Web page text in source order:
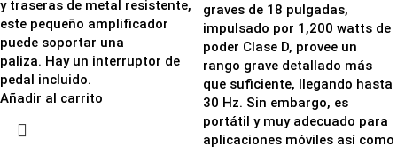
y traseras de metal resistente,
este pequeño amplificador
puede soportar una
paliza. Hay un interruptor de
pedal incluido.
Añadir al carrito
graves de 18 pulgadas,
impulsado por 1,200 watts de
poder Clase D, provee un
rango grave detallado más
que suficiente, llegando hasta
30 Hz. Sin embargo, es
portátil y muy adecuado para
aplicaciones móviles así como